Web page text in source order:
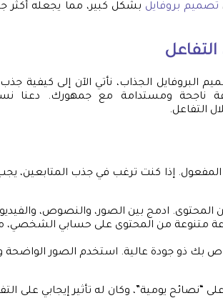
تصميم بروفايل بشكل كبير، مما يجعله أكثر
البروفايل الجذاب، نأتي الآن إلى كيفية جذب
ناجحة ومستدامة مع جمهورك.
التفاعل.
المفعول. إذا كنت ترغب في جذب المتابعين،
المحتوى. ادمج بين الصور، والنصوص،
متنوعة من المحتوى على حسابي الشخصي،
بك ذو جودة عالية. استخدم الصور الواضحة
يومية”، وكان له تأثير إيجابي على